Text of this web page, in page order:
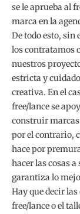
se le aprueba al
marca en la
De todo esto, sin
los contratamos
nuestros
estricta y
creativa. En el
free/lance se
construir
por el contrario,
hace por
hacer las cosas
garantiza lo
Hay que decir
free/lance o el